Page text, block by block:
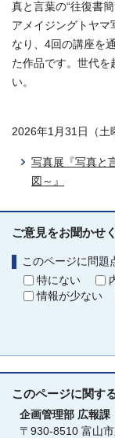
真と言葉の“往復書
アメイジングトヤマ
なり、4回の講座を
た作品です。世代を
い。
2026年1月31日（土
写真展『写真と
図～』
ご意見をお聞かせ
このページに問題
特にない
情報が少ない
このページに関す
企画管理部 広報課
〒930-8510 富山